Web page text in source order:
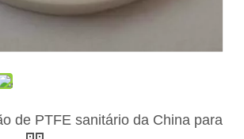
de PTFE sanitário da China para